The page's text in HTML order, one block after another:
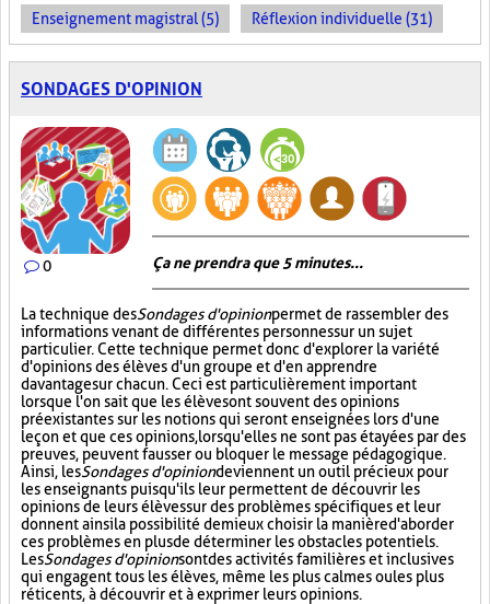
Enseignement magistral (5) Réflexion individuelle (31)
SONDAGES D'OPINION
0 Ça ne prendra que 5 minutes...
La technique desSondages d'opinionpermet de rassembler des
informations venant de différentes personnes sur un sujet
particulier. Cette technique permet donc d'explorer la variété
d'opinions des élèves d'un groupe et d'en apprendre
davantage sur chacun. Ceci est particulièrement important
lorsque l'on sait que les élèves ont souvent des opinions
préexistantes sur les notions qui seront enseignées lors d'une
leçon et que ces opinions, lorsqu'elles ne sont pas étayées par des
preuves, peuvent fausser ou bloquer le message pédagogique.
Ainsi, lesSondages d'opiniondeviennent un outil précieux pour
les enseignants puisqu'ils leur permettent de découvrir les
opinions de leurs élèves sur des problèmes spécifiques et leur
donnent ainsi la possibilité de mieux choisir la manière d'aborder
ces problèmes en plus de déterminer les obstacles potentiels.
LesSondages d'opinionsont des activités familières et inclusives
qui engagent tous les élèves, même les plus calmes ou les plus
réticents, à découvrir et à exprimer leurs opinions.